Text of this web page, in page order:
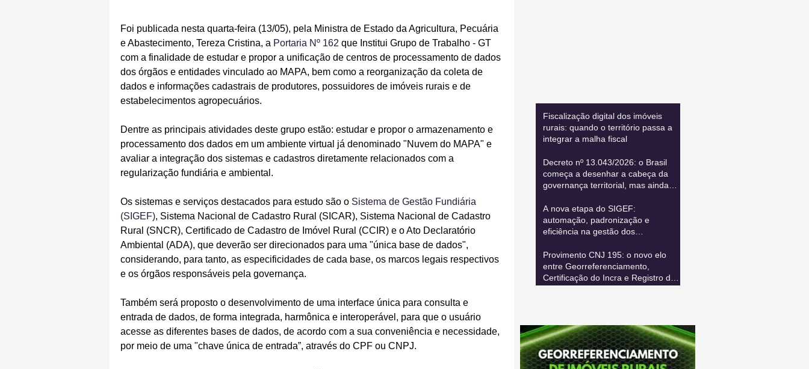
Foi publicada nesta quarta-feira (13/05), pela Ministra de Estado da Agricultura, Pecuária
e Abastecimento, Tereza Cristina, a Portaria Nº 162 que Institui Grupo de Trabalho - GT
com a finalidade de estudar e propor a unificação de centros de processamento de dados
dos órgãos e entidades vinculado ao MAPA, bem como a reorganização da coleta de
dados e informações cadastrais de produtores, possuidores de imóveis rurais e de
estabelecimentos agropecuários.
Dentre as principais atividades deste grupo estão: estudar e propor o armazenamento e
processamento dos dados em um ambiente virtual já denominado "Nuvem do MAPA" e
avaliar a integração dos sistemas e cadastros diretamente relacionados com a
regularização fundiária e ambiental.
Os sistemas e serviços destacados para estudo são o Sistema de Gestão Fundiária
(SIGEF), Sistema Nacional de Cadastro Rural (SICAR), Sistema Nacional de Cadastro
Rural (SNCR), Certificado de Cadastro de Imóvel Rural (CCIR) e o Ato Declaratório
Ambiental (ADA), que deverão ser direcionados para uma "única base de dados",
considerando, para tanto, as especificidades de cada base, os marcos legais respectivos
e os órgãos responsáveis pela governança.
Também será proposto o desenvolvimento de uma interface única para consulta e
entrada de dados, de forma integrada, harmônica e interoperável, para que o usuário
acesse as diferentes bases de dados, de acordo com a sua conveniência e necessidade,
por meio de uma "chave única de entrada”, através do CPF ou CNPJ.
Fiscalização digital dos imóveis
rurais: quando o território passa a
integrar a malha fiscal
Decreto nº 13.043/2026: o Brasil
começa a desenhar a cabeça da
governança territorial, mas ainda
sistemas vitais
A nova etapa do SIGEF:
automação, padronização e
eficiência na gestão dos
Provimento CNJ 195: o novo elo
entre Georreferenciamento,
Certificação do Incra e Registro de